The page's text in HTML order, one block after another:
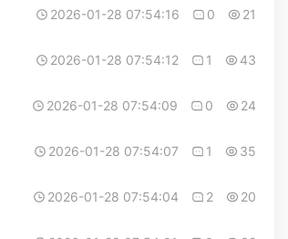
2026-01-28 07:54:16 0 21
2026-01-28 07:54:12 1 43
2026-01-28 07:54:09 0 24
2026-01-28 07:54:07 1 35
2026-01-28 07:54:04 2 20